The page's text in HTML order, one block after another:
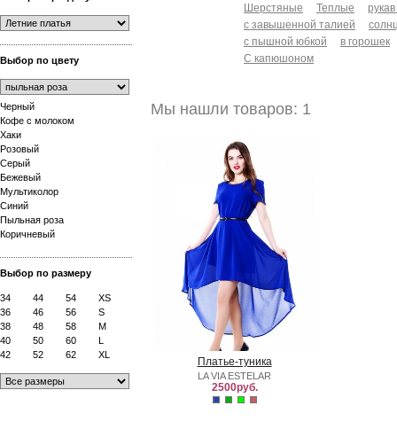
Выбор по цвету
Черный
Кофе с молоком
Хаки
Розовый
Серый
Бежевый
Мультиколор
Синий
Пыльная роза
Коричневый
Выбор по размеру
34 44 54
XS
36
46 56
S
38
48 58
M
40
50 60
L
42
52 62 XL
Шерстяные
Теплые
с завышенной талией
с пышной юбкой
в горошек
С капюшоном
Мы нашли товаров: 1
Платье-туника
LA VIA ESTELAR
2500руб.